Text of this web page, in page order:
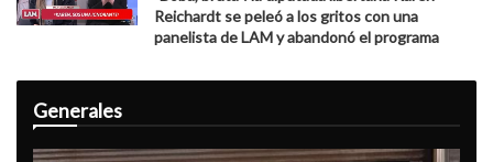
Reichardt se peleó a los gritos con una
panelista de LAM y abandonó el programa
Generales